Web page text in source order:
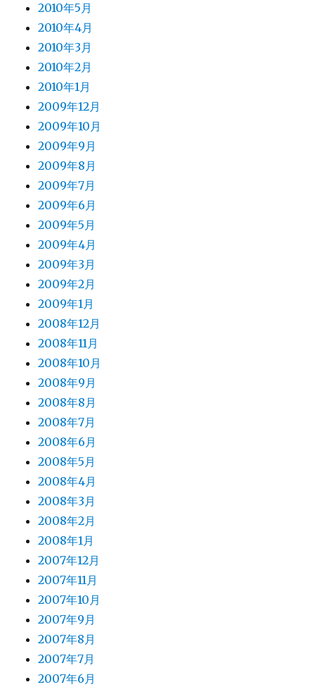
2010年5月
2010年4月
2010年3月
2010年2月
2010年1月
2009年12月
2009年10月
2009年9月
2009年8月
2009年7月
2009年6月
2009年5月
2009年4月
2009年3月
2009年2月
2009年1月
2008年12月
2008年11月
2008年10月
2008年9月
2008年8月
2008年7月
2008年6月
2008年5月
2008年4月
2008年3月
2008年2月
2008年1月
2007年12月
2007年11月
2007年10月
2007年9月
2007年8月
2007年7月
2007年6月